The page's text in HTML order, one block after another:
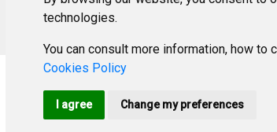
technologies.
You can consult more information, how
Cookies Policy
I agree Change my preferences